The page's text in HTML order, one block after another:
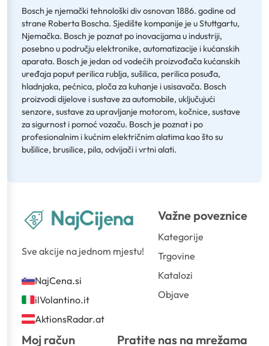
Bosch je njemački tehnološki div osnovan 1886. godine od
strane Roberta Boscha. Sjedište kompanije je u Stuttgartu,
Njemačka. Bosch je poznat po inovacijama u industriji,
posebno u području elektronike, automatizacije i kućanskih
aparata. Bosch je jedan od vodećih proizvođača kućanskih
uređaja poput perilica rublja, sušilica, perilica posuđa,
hladnjaka, pećnica, ploča za kuhanje i usisavača. Bosch
proizvodi dijelove i sustave za automobile, uključujući
senzore, sustave za upravljanje motorom, kočnice, sustave
za sigurnost i pomoć vozaču. Bosch je poznat i po
profesionalnim i kućnim električnim alatima kao što su
bušilice, brusilice, pila, odvijači i vrtni alati.
Sve akcije na jednom mjestu!
NajCena.si
ilVolantino.it
AktionsRadar.at
Važne poveznice
Kategorije
Trgovine
Katalozi
Objave
Moj račun Pratite nas na mrežama